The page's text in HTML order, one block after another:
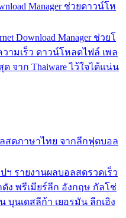
Manager ช่วยดาวน์โห
Download Manager ช่วยโ
ามเร็ว ดาวน์โหลดไฟล์ เพล
จาก Thaiware ไว้ใจได้แน่น
ลสดภาษาไทย จากลีกฟุตบอล
ฯ รายงานผลบอลสดรวดเร็ว
ง พรีเมียร์ลีก อังกฤษ กัลโช่
บุนเดสลีก้า เยอรมัน ลีกเอิง